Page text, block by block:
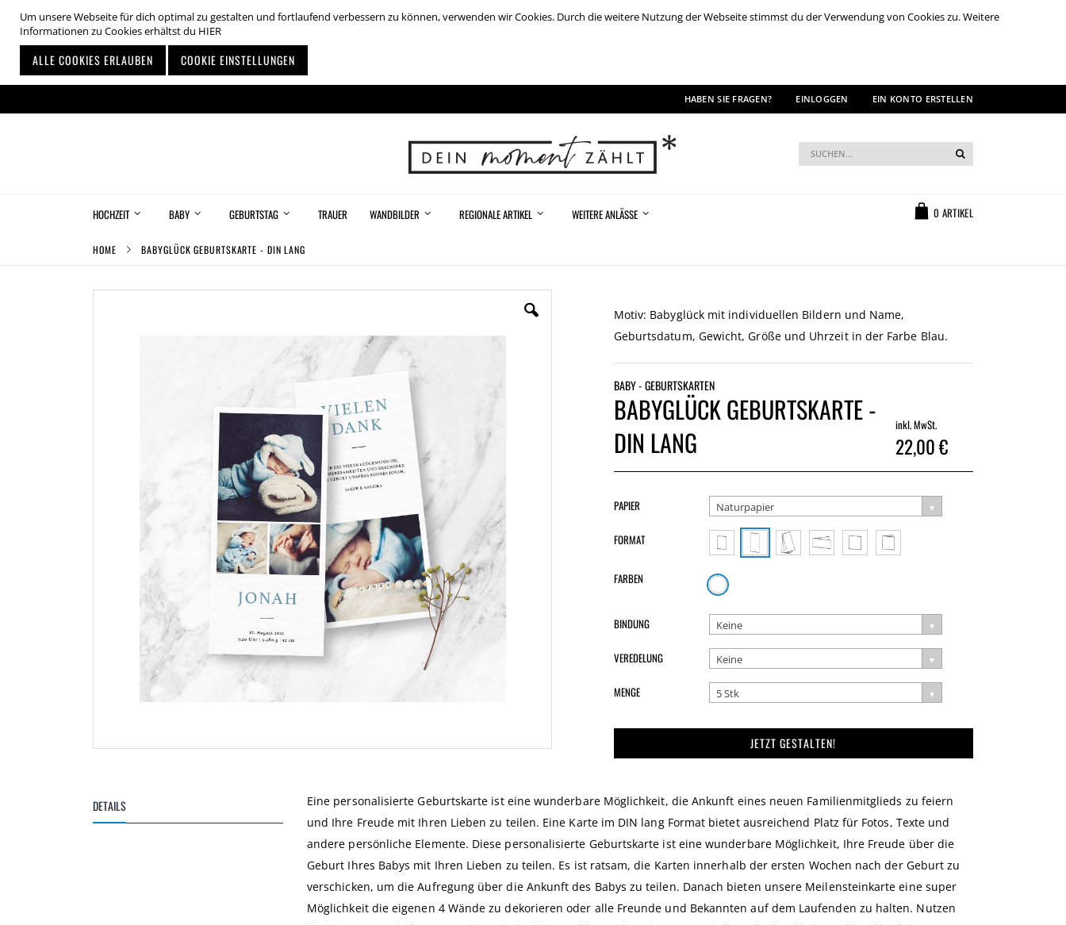
Um unsere Webseite für dich optimal zu gestalten und fortlaufend verbessern zu können, verwenden wir Cookies. Durch die weitere Nutzung der Webseite stimmst du der Verwendung von Cookies zu. Weitere
Informationen zu Cookies erhältst du HIER
ALLE COOKIES ERLAUBEN COOKIE EINSTELLUNGEN
Inhalt
HABEN SIE FRAGEN? EINLOGGEN EIN KONTO ERSTELLEN
0 ARTIKEL
Suche
HOCHZEIT BABY GEBURTSTAG TRAUER WANDBILDER REGIONALE ARTIKEL WEITERE ANLÄSSE
HOME BABYGLÜCK GEBURTSKARTE - DIN LANG
Bildgalerie
springen
Motiv: Babyglück mit individuellen Bildern und Name,
Geburtsdatum, Gewicht, Größe und Uhrzeit in der Farbe Blau.
BABY - GEBURTSKARTEN
BABYGLÜCK GEBURTSKARTE -
DIN LANG
inkl. MwSt.
22,00 €
MENGE 5 Stk
PAPIER Naturpapier
FORMAT
FARBEN
BINDUNG Keine
VEREDELUNG Keine
JETZT GESTALTEN!
DETAILS
Eine personalisierte Geburtskarte ist eine wunderbare Möglichkeit, die Ankunft eines neuen Familienmitglieds zu feiern
und Ihre Freude mit Ihren Lieben zu teilen. Eine Karte im DIN lang Format bietet ausreichend Platz für Fotos, Texte und
andere persönliche Elemente. Diese personalisierte Geburtskarte ist eine wunderbare Möglichkeit, Ihre Freude über die
Geburt Ihres Babys mit Ihren Lieben zu teilen. Es ist ratsam, die Karten innerhalb der ersten Wochen nach der Geburt zu
verschicken, um die Aufregung über die Ankunft des Babys zu teilen. Danach bieten unsere Meilensteinkarte eine super
Möglichkeit die eigenen 4 Wände zu dekorieren oder alle Freunde und Bekannten auf dem Laufenden zu halten. Nutzen